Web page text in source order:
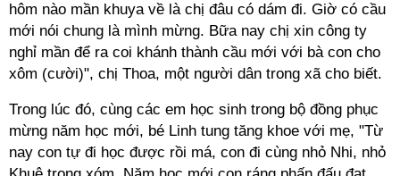
hôm nào mần khuya về là chị đâu có dám đi. Giờ có cầu
mới nói chung là mình mừng. Bữa nay chị xin công ty
nghỉ mần để ra coi khánh thành cầu mới với bà con cho
xôm (cười)", chị Thoa, một người dân trong xã cho biết.
Trong lúc đó, cùng các em học sinh trong bộ đồng phục
mừng năm học mới, bé Linh tung tăng khoe với mẹ, "Từ
nay con tự đi học được rồi má, con đi cùng nhỏ Nhi, nhỏ